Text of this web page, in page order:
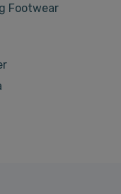
Footwear